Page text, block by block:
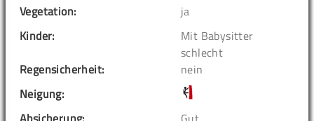
Vegetation:
ja
Kinder:
Mit Babysitter
schlecht
Regensicherheit:
nein
Neigung: